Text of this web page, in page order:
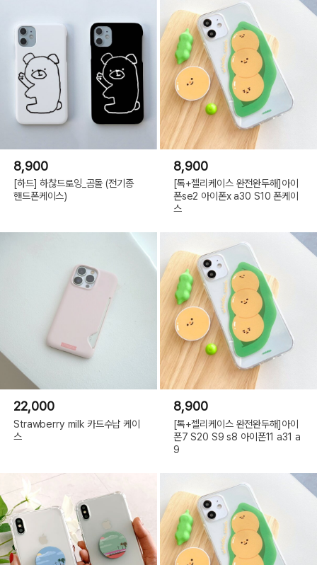
8,900
[하드] 하찮드로잉_곰돌 (전기종
핸드폰케이스)
8,900
[톡+젤리케이스 완전완두해]아이
폰se2 아이폰x a30 S10 폰케이
스
22,000
Strawberry milk 카드수납 케이
스
8,900
[톡+젤리케이스 완전완두해]아이
폰7 S20 S9 s8 아이폰11 a31 a
9